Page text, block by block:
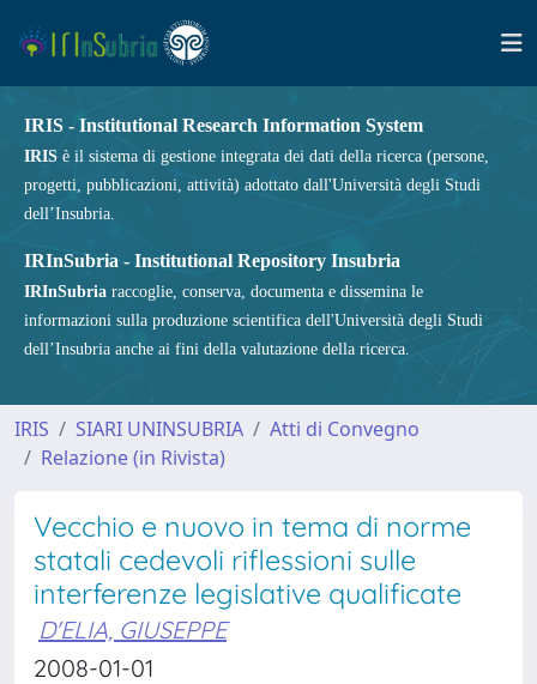
IRIS - Institutional Research Information System
IRIS è il sistema di gestione integrata dei dati della ricerca (persone,
progetti, pubblicazioni, attività) adottato dall'Università degli Studi
dell’Insubria.
IRInSubria - Institutional Repository Insubria
IRInSubria raccoglie, conserva, documenta e dissemina le
informazioni sulla produzione scientifica dell'Università degli Studi
dell’Insubria anche ai fini della valutazione della ricerca.
IRIS SIARI UNINSUBRIA
Atti di Convegno
Relazione (in Rivista)
Vecchio e nuovo in tema di norme
statali cedevoli riflessioni sulle
interferenze legislative qualificate
D'ELIA, GIUSEPPE
2008-01-01